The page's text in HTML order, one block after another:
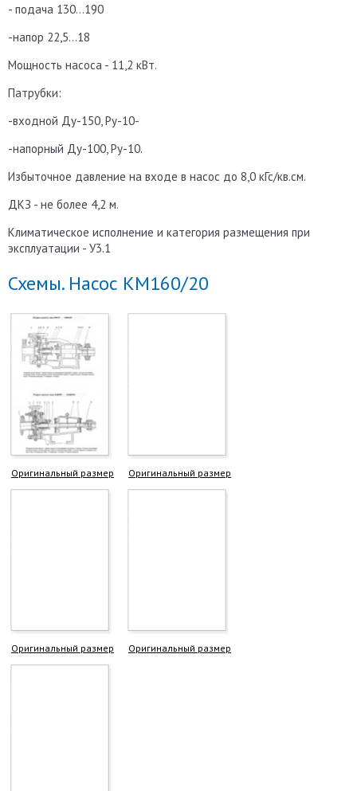
- подача 130...190
-напор 22,5...18
Мощность насоса - 11,2 кВт.
Патрубки:
-входной Ду-150, Ру-10-
-напорный Ду-100, Ру-10.
Избыточное давление на входе в насос до 8,0 кГс/кв.см.
ДКЗ - не более 4,2 м.
Климатическое исполнение и категория размещения при
эксплуатации - У3.1
Схемы. Насос КМ160/20
Оригинальный размер Оригинальный размер
Оригинальный размер Оригинальный размер